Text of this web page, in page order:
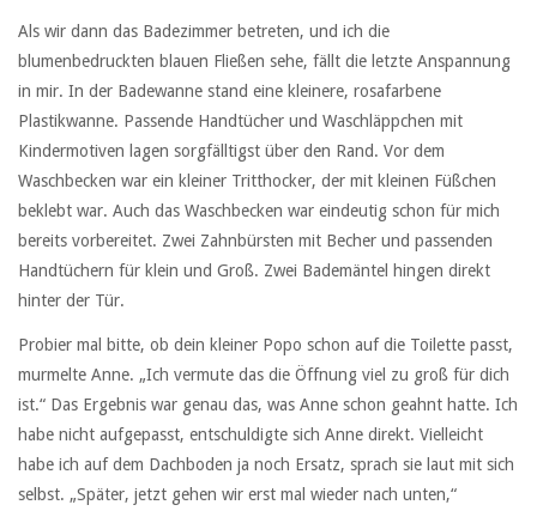
Als wir dann das Badezimmer betreten, und ich die
blumenbedruckten blauen Fließen sehe, fällt die letzte Anspannung
in mir. In der Badewanne stand eine kleinere, rosafarbene
Plastikwanne. Passende Handtücher und Waschläppchen mit
Kindermotiven lagen sorgfälltigst über den Rand. Vor dem
Waschbecken war ein kleiner Tritthocker, der mit kleinen Füßchen
beklebt war. Auch das Waschbecken war eindeutig schon für mich
bereits vorbereitet. Zwei Zahnbürsten mit Becher und passenden
Handtüchern für klein und Groß. Zwei Bademäntel hingen direkt
hinter der Tür.
Probier mal bitte, ob dein kleiner Popo schon auf die Toilette passt,
murmelte Anne. „Ich vermute das die Öffnung viel zu groß für dich
ist.“ Das Ergebnis war genau das, was Anne schon geahnt hatte. Ich
habe nicht aufgepasst, entschuldigte sich Anne direkt. Vielleicht
habe ich auf dem Dachboden ja noch Ersatz, sprach sie laut mit sich
selbst. „Später, jetzt gehen wir erst mal wieder nach unten,“